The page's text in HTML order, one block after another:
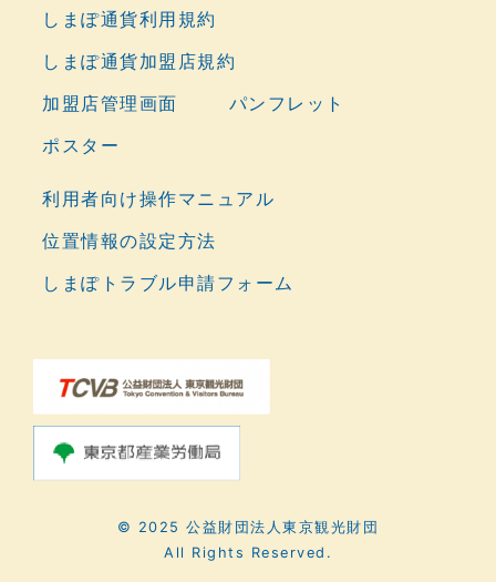
しまぽ通貨利用規約
しまぽ通貨加盟店規約
加盟店管理画面
パンフレット
ポスター
利用者向け操作マニュアル
位置情報の設定方法
しまぽトラブル申請フォーム
© 2025 公益財団法人東京観光財団
All Rights Reserved.